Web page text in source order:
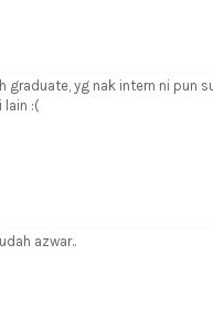
graduate, yg nak intern ni pun
:(
azwar..